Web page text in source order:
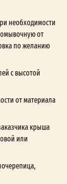
необходимости
от
по желанию
с высотой
от материала
крыша
или